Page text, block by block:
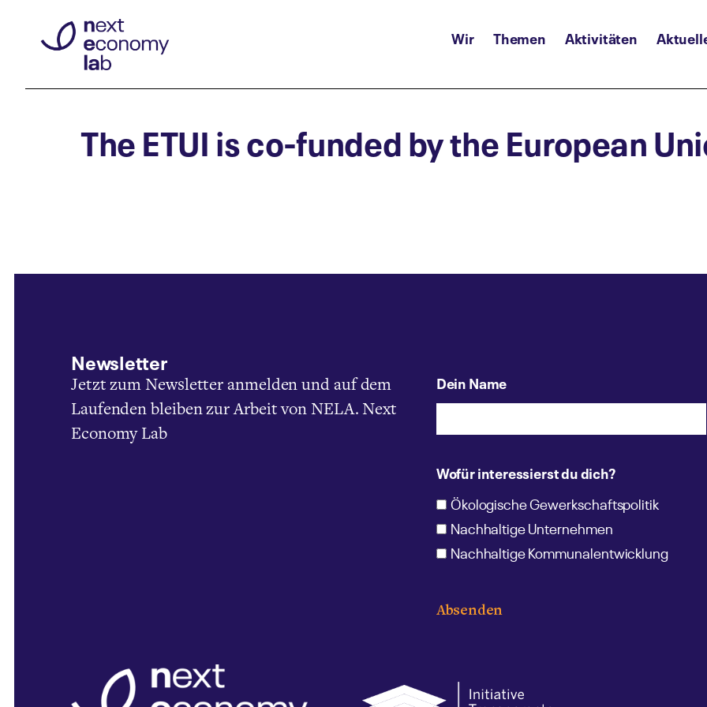
Wir Themen Aktivitäten
The ETUI is co-funded by the European
Newsletter
Jetzt zum Newsletter anmelden und auf dem
Laufenden bleiben zur Arbeit von NELA. Next
Economy Lab
Dein Name
Wofür interessierst du dich?
Ökologische Gewerkschaftspolitik
Nachhaltige Unternehmen
Nachhaltige Kommunalentwicklung
Absenden